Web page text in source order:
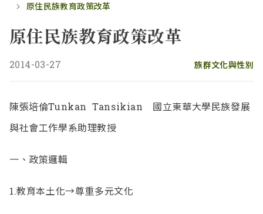
原住民族教育政策改革
原住民族教育政策改革
2014-03-27 族群文化與性別
陳張培倫Tunkan Tansikian 國立東華大學民族發展
與社會工作學系助理教授
一、政策邏輯
1.教育本土化→尊重多元文化